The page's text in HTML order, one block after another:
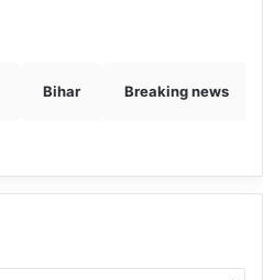
Bihar Breaking news